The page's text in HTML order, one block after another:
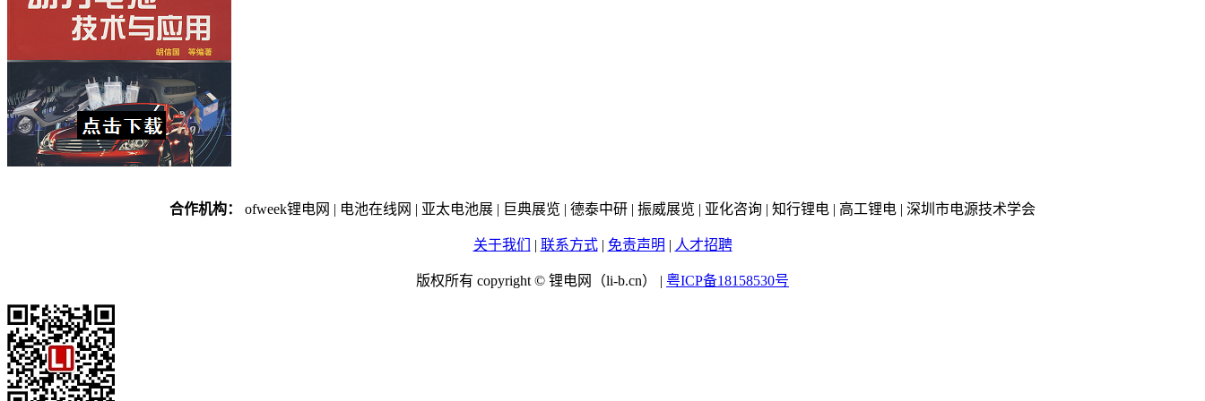
合作机构： ofweek锂电网 | 电池在线网 | 亚太电池展 | 巨典展览 | 德泰中研 | 振威展览 | 亚化咨询 | 知行锂电 | 高工锂电 | 深圳市电源技术学会
关于我们 | 联系方式| 免责声明 | 人才招聘
版权所有 copyright © 锂电网（li-b.cn） | 粤ICP备18158530号